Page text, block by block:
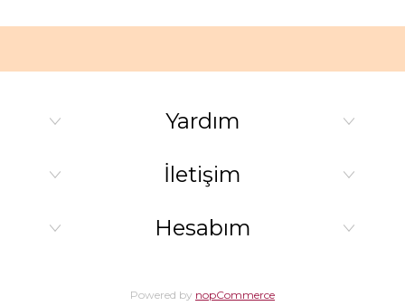
Yardım
İletişim
Hesabım
Powered by nopCommerce